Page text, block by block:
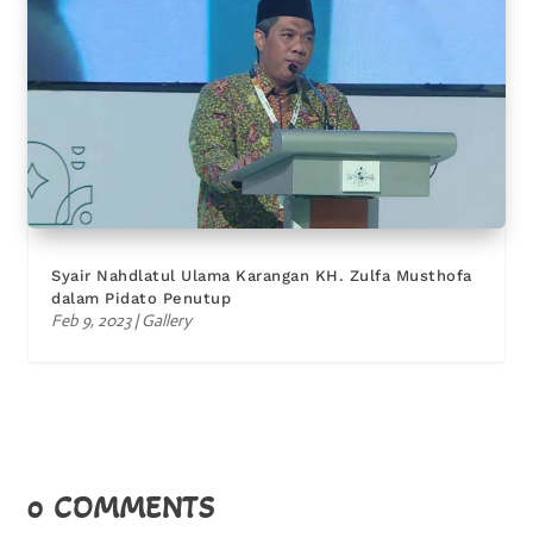
Syair Nahdlatul Ulama Karangan KH. Zulfa Musthofa
dalam Pidato Penutup
Feb 9, 2023|Gallery
0 COMMENTS